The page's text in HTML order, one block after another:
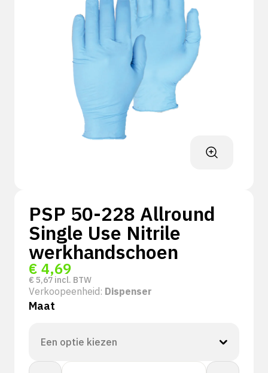
PSP 50-228 Allround
Single Use Nitrile
werkhandschoen
€ 4,69
€ 5,67 incl. BTW
Verkoopeenheid: Dispenser
Maat
PSP